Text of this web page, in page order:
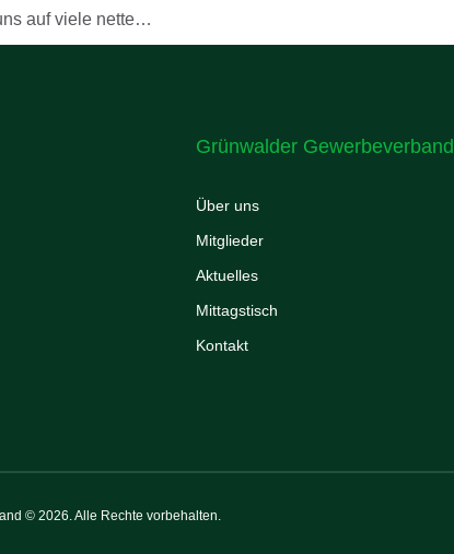
auf viele nette…
Grünwalder Gewerbeverband
Über uns
Mitglieder
Aktuelles
Mittagstisch
Kontakt
© 2026. Alle Rechte vorbehalten.